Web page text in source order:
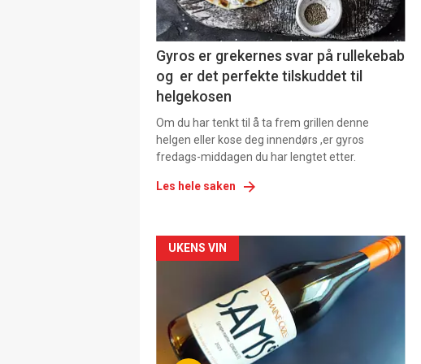
Gyros er grekernes svar på rullekebab
og er det perfekte tilskuddet til
helgekosen
Om du har tenkt til å ta frem grillen denne
helgen eller kose deg innendørs ,er gyros
fredags-middagen du har lengtet etter.
Les hele saken
Forsiden
akkurat
nå
-
UKENS VIN